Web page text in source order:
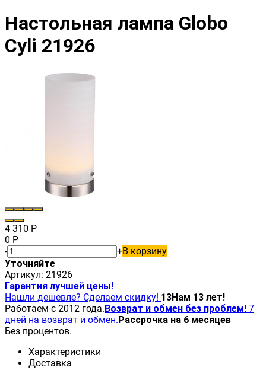
Настольная лампа Globo
Cyli 21926
4 310 Р
0 Р
-
+В корзину
Уточняйте
Артикул: 21926
Гарантия лучшей цены!
Нашли дешевле? Сделаем скидку! 13Нам 13 лет!
Работаем с 2012 года.Возврат и обмен без проблем! 7
дней на возврат и обмен.Рассрочка на 6 месяцев
Без процентов.
Характеристики
Доставка